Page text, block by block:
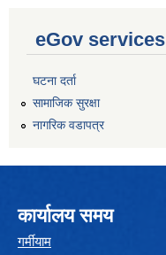
eGov services
घटना दर्ता
सामाजिक सुरक्षा
नागरिक वडापत्र
कार्यालय समय
गर्मीयाम